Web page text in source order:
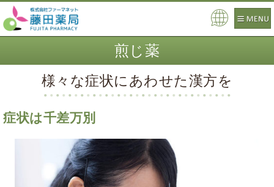
煎じ薬
様々な症状にあわせた漢方を
症状は千差万別